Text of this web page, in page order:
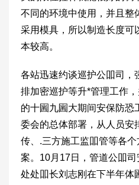
不同的环境中使用，并且整
采用模具，所以制造长度可
本较高。
各站迅速约谈巡护公吅司，
排加密巡护等升*管理工作
的十圌九圌大期间安保防恐
委会的总体部署，从人员安
传、.三方施工监吅管等各
案。10月17日，管道公吅
处处吅长刘志刚在下半年体